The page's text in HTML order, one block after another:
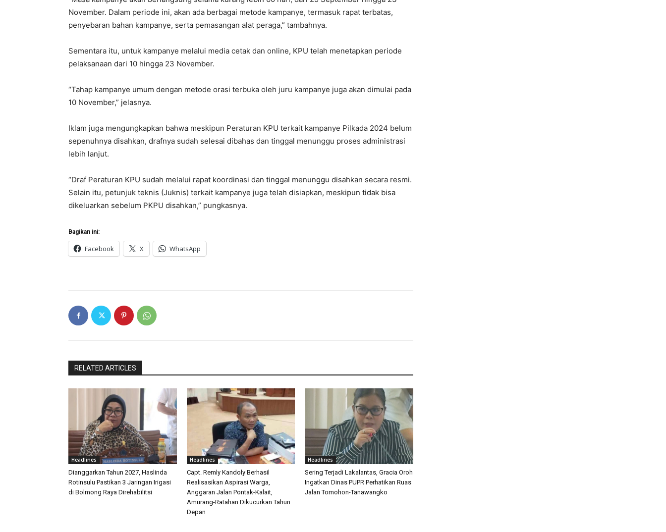
November. Dalam periode ini, akan ada berbagai metode kampanye, termasuk rapat terbatas,
penyebaran bahan kampanye, serta pemasangan alat peraga,” tambahnya.
Sementara itu, untuk kampanye melalui media cetak dan online, KPU telah menetapkan periode
pelaksanaan dari 10 hingga 23 November.
“Tahap kampanye umum dengan metode orasi terbuka oleh juru kampanye juga akan dimulai pada
10 November,” jelasnya.
Iklam juga mengungkapkan bahwa meskipun Peraturan KPU terkait kampanye Pilkada 2024 belum
sepenuhnya disahkan, drafnya sudah selesai dibahas dan tinggal menunggu proses administrasi
lebih lanjut.
“Draf Peraturan KPU sudah melalui rapat koordinasi dan tinggal menunggu disahkan secara resmi.
Selain itu, petunjuk teknis (Juknis) terkait kampanye juga telah disiapkan, meskipun tidak bisa
dikeluarkan sebelum PKPU disahkan,” pungkasnya.
Bagikan ini:
Facebook X WhatsApp
RELATED ARTICLES
Headlines
Dianggarkan Tahun 2027, Haslinda
Rotinsulu Pastikan 3 Jaringan Irigasi
di Bolmong Raya Direhabilitsi
Headlines
Capt. Remly Kandoly Berhasil
Realisasikan Aspirasi Warga,
Anggaran Jalan Pontak-Kalait,
Amurang-Ratahan Dikucurkan Tahun
Depan
Headlines
Sering Terjadi Lakalantas, Gracia Oroh
Ingatkan Dinas PUPR Perhatikan Ruas
Jalan Tomohon-Tanawangko